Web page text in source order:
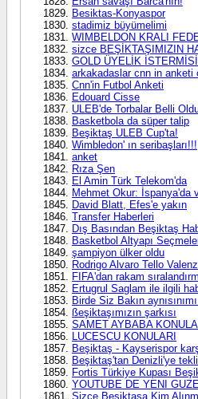
Besiktas-Konyaspor
stadimiz büyümelimi
WIMBELDON KRALI
sizce BEŞİKTAŞIMIZIN
GOLD ÜYELİK
arkakadaslar cnn in
Cnn'in Futbol Anketi
Edouard Cisse
ULEB'de Torbalar Belli
Basketbola da süper talip
Beşiktaş ULEB Cup'ta!
Wimbledon' ın seribaşları!!!
anket
Rıza Şen
El Amin Türk Telekom'da
Mehmet Okur: İspanya'da
David Blatt, Efes'e yakın
Transfer Haberleri
Dış Basından Beşiktaş
Basketbol Altyapı
şampiyon ülker oldu
Rodrigo Alvaro Tello
FIFA'dan rakam
Ertugrul Saglam ile ilgili
Birde Siz Bakın
ßeşiktaşımızın şarkısı
SAMET AYBABA
LUCESCU KONULARI
Beşiktaş - Kayserispor
Beşiktaş'tan Denizli'ye
Fortis Türkiye Kupası
YOUTUBE DE YENI
Sizce Beşiktaşa Kim